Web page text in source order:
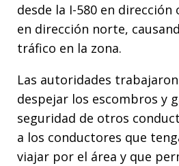
desde la I-580 en dirección
en dirección norte,
tráfico en la zona.
Las autoridades
despejar los escombros y
seguridad de otros
a los conductores que
viajar por el área y que